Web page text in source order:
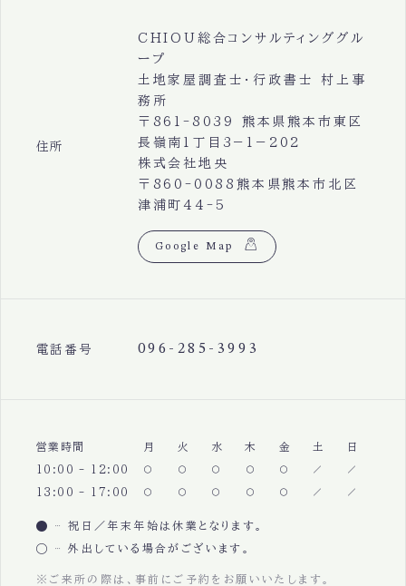
住所
CHIOU総合コンサルティンググル
ープ
土地家屋調査士・行政書士 村上事
務所
〒861-8039 熊本県熊本市東区
長嶺南1丁目3−1−202
株式会社地央
〒860-0088熊本県熊本市北区
津浦町44-5
Google Map
電話番号 096-285-3993
営業時間 月 火 水 木 金 土 日
10:00 - 12:00
13:00 - 17:00
祝日／年末年始は休業となります。
外出している場合がございます。
※ご来所の際は、事前にご予約をお願いいたします。